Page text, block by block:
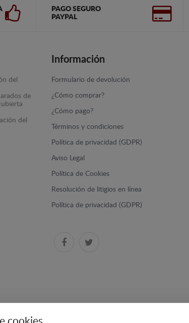
PAGO SEGURO
PAYPAL
del
de
del
Información
Formulario de devolución
¿Cómo comprar?
¿Cómo pago?
Términos y condiciones
Política de privacidad (GDPR)
Aviso Legal
Política de Cookies
Resolución de litigios en línea
Política de privacidad (GDPR)